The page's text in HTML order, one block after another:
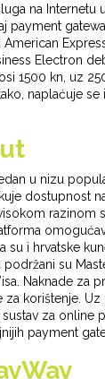
na Internetu
payment
Electron
1500 kn, uz
naplaćuje
u nizu
dostupnost
razinom
su i hrvatske
su
Naknade za
za korištenje.
za online
payment